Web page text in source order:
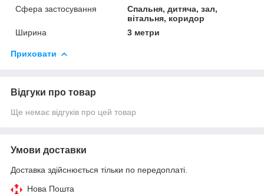
Сфера застосування
Спальня, дитяча, зал,
вітальня, коридор
Ширина
3 метри
Приховати
Відгуки про товар
Ще немає відгуків про цей товар
Умови доставки
Доставка здійснюється тільки по передоплаті.
Нова Пошта